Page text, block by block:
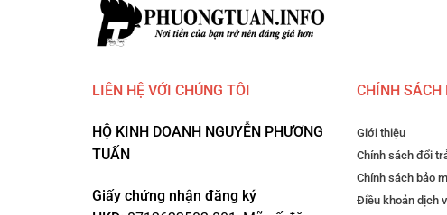
có
nhiều
biến
Các
chọn
có
được
có
nhiều
chọn
LIÊN HỆ VỚI CHÚNG TÔI
HỘ KINH DOANH NGUYỄN PHƯƠNG
TUẤN
Giấy chứng nhận đăng ký
CHÍNH SÁCH
Giới thiệu
Chính sách đổi
Chính sách bảo
Điều khoản dịch